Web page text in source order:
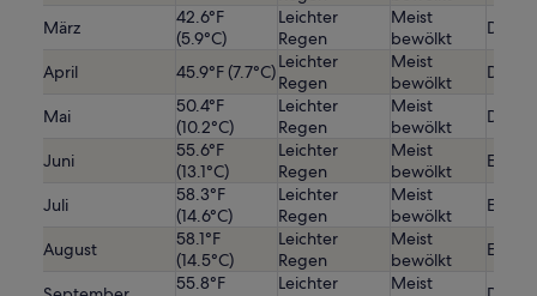
März
42.6°F
(5.9°C)
Leichter
Regen
Meist
bewölkt
April 45.9°F (7.7°C)Leichter
Regen
Meist
bewölkt
Mai
50.4°F
(10.2°C)
Leichter
Regen
Meist
bewölkt
Juni
55.6°F
(13.1°C)
Leichter
Regen
Meist
bewölkt
Etwas
Juli
58.3°F
(14.6°C)
Leichter
Regen
Meist
bewölkt
Etwas
August
58.1°F
(14.5°C)
Leichter
Regen
Meist
bewölkt
Etwas
55.8°F
Leichter
Meist